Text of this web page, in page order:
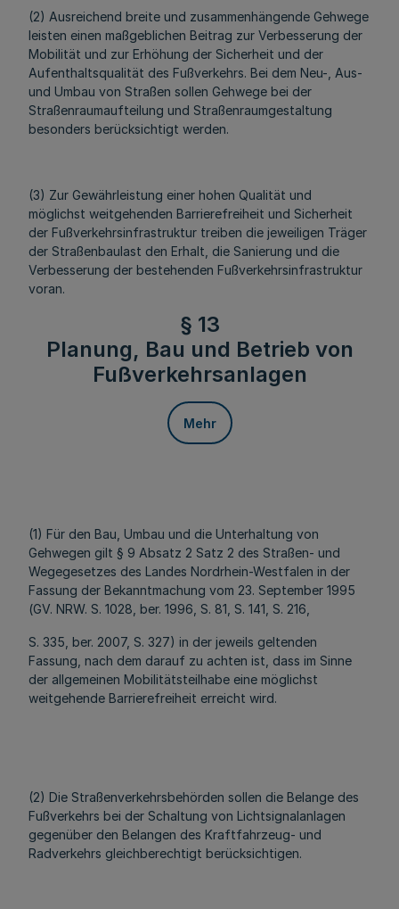
(2) Ausreichend breite und zusammenhängende Gehwege
leisten einen maßgeblichen Beitrag zur Verbesserung der
Mobilität und zur Erhöhung der Sicherheit und der
Aufenthaltsqualität des Fußverkehrs. Bei dem Neu-, Aus-
und Umbau von Straßen sollen Gehwege bei der
Straßenraumaufteilung und Straßenraumgestaltung
besonders berücksichtigt werden.
(3) Zur Gewährleistung einer hohen Qualität und
möglichst weitgehenden Barrierefreiheit und Sicherheit
der Fußverkehrsinfrastruktur treiben die jeweiligen Träger
der Straßenbaulast den Erhalt, die Sanierung und die
Verbesserung der bestehenden Fußverkehrsinfrastruktur
voran.
§ 13
Planung, Bau und Betrieb von
Fußverkehrsanlagen
Mehr
(1) Für den Bau, Umbau und die Unterhaltung von
Gehwegen gilt § 9 Absatz 2 Satz 2 des Straßen- und
Wegegesetzes des Landes Nordrhein-Westfalen in der
Fassung der Bekanntmachung vom 23. September 1995
(GV. NRW. S. 1028, ber. 1996, S. 81, S. 141, S. 216,
S. 335, ber. 2007, S. 327) in der jeweils geltenden
Fassung, nach dem darauf zu achten ist, dass im Sinne
der allgemeinen Mobilitätsteilhabe eine möglichst
weitgehende Barrierefreiheit erreicht wird.
(2) Die Straßenverkehrsbehörden sollen die Belange des
Fußverkehrs bei der Schaltung von Lichtsignalanlagen
gegenüber den Belangen des Kraftfahrzeug- und
Radverkehrs gleichberechtigt berücksichtigen.